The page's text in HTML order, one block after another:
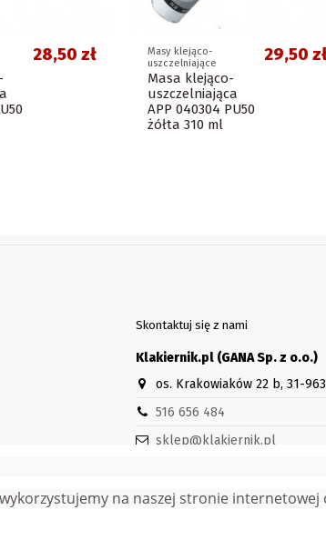
28,50 zł
Masy klejąco-
uszczelniające
Masa klejąco-
uszczelniająca
APP 040304 PU50
żółta 310 ml
29,50
Skontaktuj się z nami
Klakiernik.pl (GANA Sp. z o.o.)
os. Krakowiaków 22 b, 31-
516 656 484
sklep@klakiernik.pl
na naszej stronie